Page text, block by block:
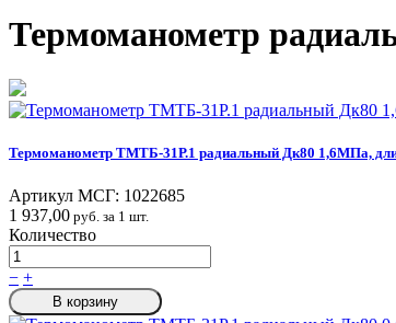
Термоманометр
Термоманометр ТМТБ-31Р.1 радиальный Дк80 1,6МПа,
Артикул МСГ: 1022685
1 937,00 руб. за 1 шт.
Количество
− +
В корзину